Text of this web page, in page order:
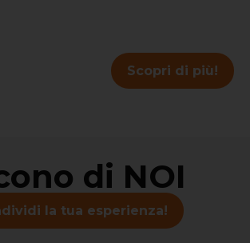
Scopri di più!
di NOI
la tua esperienza!